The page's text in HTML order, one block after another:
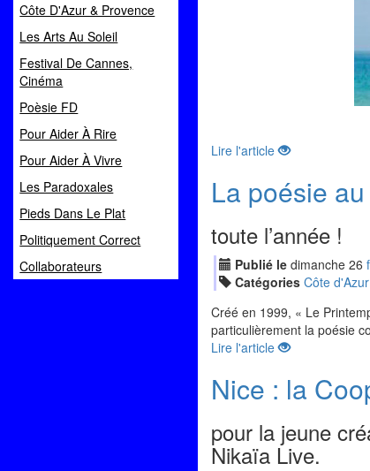
Côte D'Azur & Provence
Les Arts Au Soleil
Festival De Cannes,
Cinéma
Poèsie FD
Pour Aider À Rire
Pour Aider À Vivre
Les Paradoxales
Pieds Dans Le Plat
Politiquement Correct
Collaborateurs
Lire l'article
La poésie
toute l’année !
Publié le dimanche 26
Catégories Côte
Créé en 1999, « Le
particulièrement la poésie
Lire l'article
Nice : la
pour la jeune
Nikaïa Live.